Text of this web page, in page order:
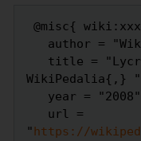
@misc{ wiki:xxx,
WikiPedalia{,}
"https://